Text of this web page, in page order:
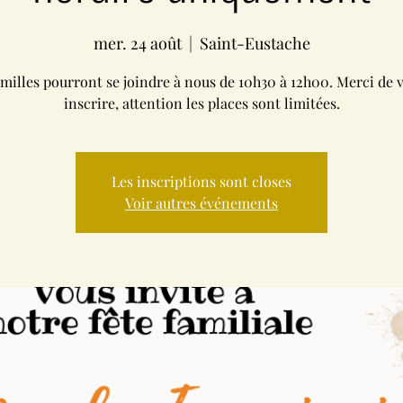
mer. 24 août
  |
Saint-Eustache
pourront se joindre à nous de 10h30 à 12h00. Merci de
inscrire, attention les places sont limitées.
Les inscriptions sont closes
Voir autres événements